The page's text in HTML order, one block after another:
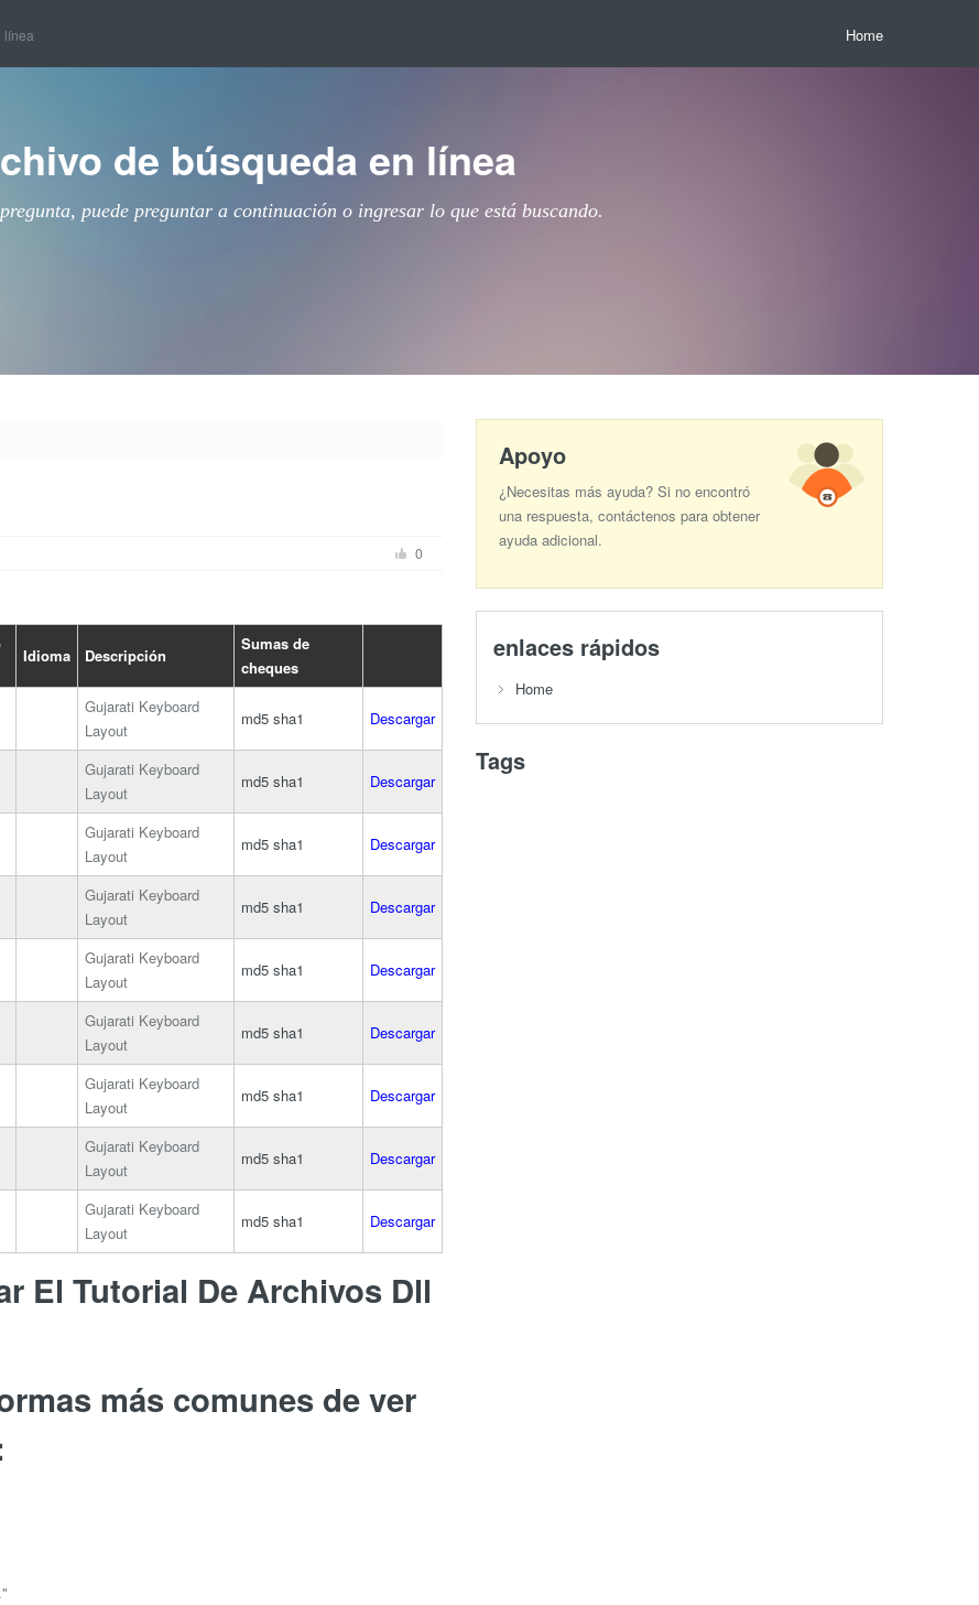
línea Home
de búsqueda en línea
puede preguntar a continuación o ingresar lo que está buscando.
0
Idioma Descripción
Sumas de
cheques
Gujarati Keyboard
Layout
md5 sha1 Descargar
Gujarati Keyboard
Layout
md5 sha1 Descargar
Gujarati Keyboard
Layout
md5 sha1 Descargar
Gujarati Keyboard
Layout
md5 sha1 Descargar
Gujarati Keyboard
Layout
md5 sha1 Descargar
Gujarati Keyboard
Layout
md5 sha1 Descargar
Gujarati Keyboard
Layout
md5 sha1 Descargar
Gujarati Keyboard
Layout
md5 sha1 Descargar
Gujarati Keyboard
Layout
md5 sha1 Descargar
El Tutorial De Archivos Dll
más comunes de ver
Apoyo
¿Necesitas más ayuda? Si no encontró
una respuesta, contáctenos para obtener
ayuda adicional.
enlaces rápidos
Home
Tags